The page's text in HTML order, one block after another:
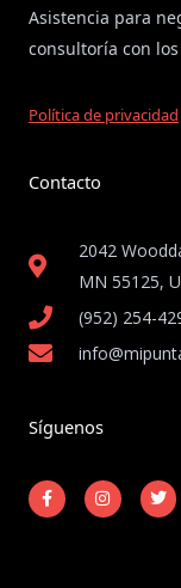
Asistencia para
consultoría con
Política de privacidad
Contacto
2042
MN 55125,
(952) 254-
Síguenos
F
a
c
I
n
s
T
w
i